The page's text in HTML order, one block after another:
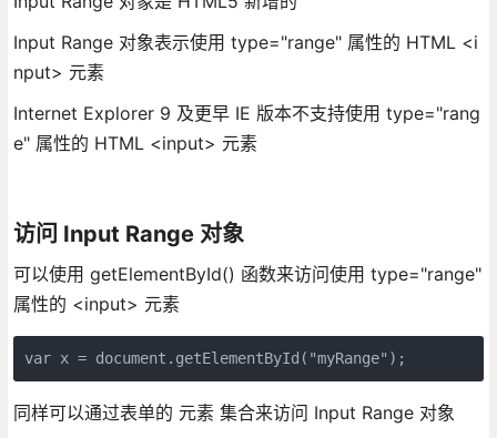
Input Range 对象表示使用 type="range" 属性的 HTML <i
nput> 元素
Internet Explorer 9 及更早 IE 版本不支持使用 type="rang
e" 属性的 HTML <input> 元素
访问 Input Range 对象
可以使用 getElementById() 函数来访问使用 type="range"
属性的 <input> 元素
var x = document.getElementById("myRange");
同样可以通过表单的 元素 集合来访问 Input Range 对象